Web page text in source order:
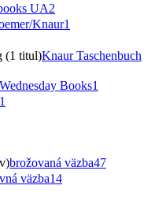
UA2
Knaur1
(1 titul)Knaur Taschenbuch
Wednesday Books1
1
brožovaná väzba47
väzba14